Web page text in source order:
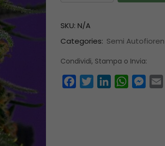
SKU: N/A
Categories: Semi
Condividi, Stampa o Invia:
FacebookTwitterLinkedInWhatsApp